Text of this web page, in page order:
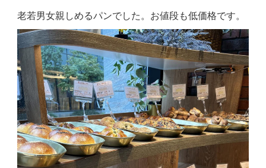
老若男女親しめるパンでした。お値段も低価格です。